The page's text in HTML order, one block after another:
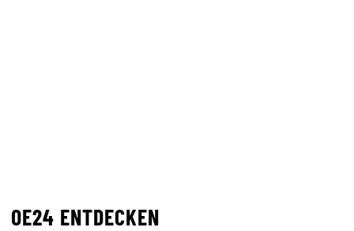
OE24 ENTDECKEN